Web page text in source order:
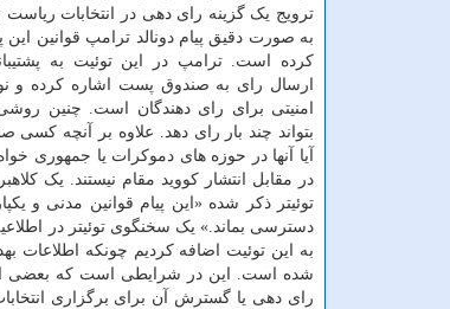
ترویج یک گزینه رای دهی در انتخابات
به صورت دقیق پیام دونالد ترامپ قوانین
کرده است. ترامپ در این توئیت به
ارسال رای به صندوق پست اشاره کرده و
امنیتی برای رای دهندگان است. چنین
بتواند چند بار رای دهد. علاوه بر آنچه کسی
آیا آنها در حوزه های دموکرات یا جمهوری
در مقابل انتشار کووید مقام نیستند. یک
توئیتر ذکر شده «این پیام قوانین مدنی و
دسترسی بماند.» یک سخنگوی توئیتر در
به این توئیت اضافه کردیم چونکه اطلاعات
شده است. این در شرایطی است که بعضی از
رای دهی یا گسترش آن برای برگزاری